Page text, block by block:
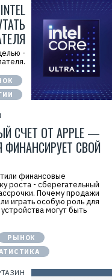
-
СЧЕТ ОТ APPLE —
СВОЙ
финансовые
роста - сберегательный
Почему продажи
играть особую роль для
могут быть
РЫНОК